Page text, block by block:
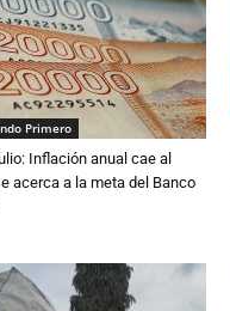
Primero
Inflación anual cae al
acerca a la meta del Banco